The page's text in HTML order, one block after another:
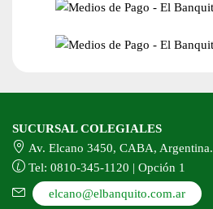
SUCURSAL COLEGIALES
Av. Elcano 3450, CABA, Argentina.
Tel: 0810-345-1120 | Opción 1
elcano@elbanquito.com.ar